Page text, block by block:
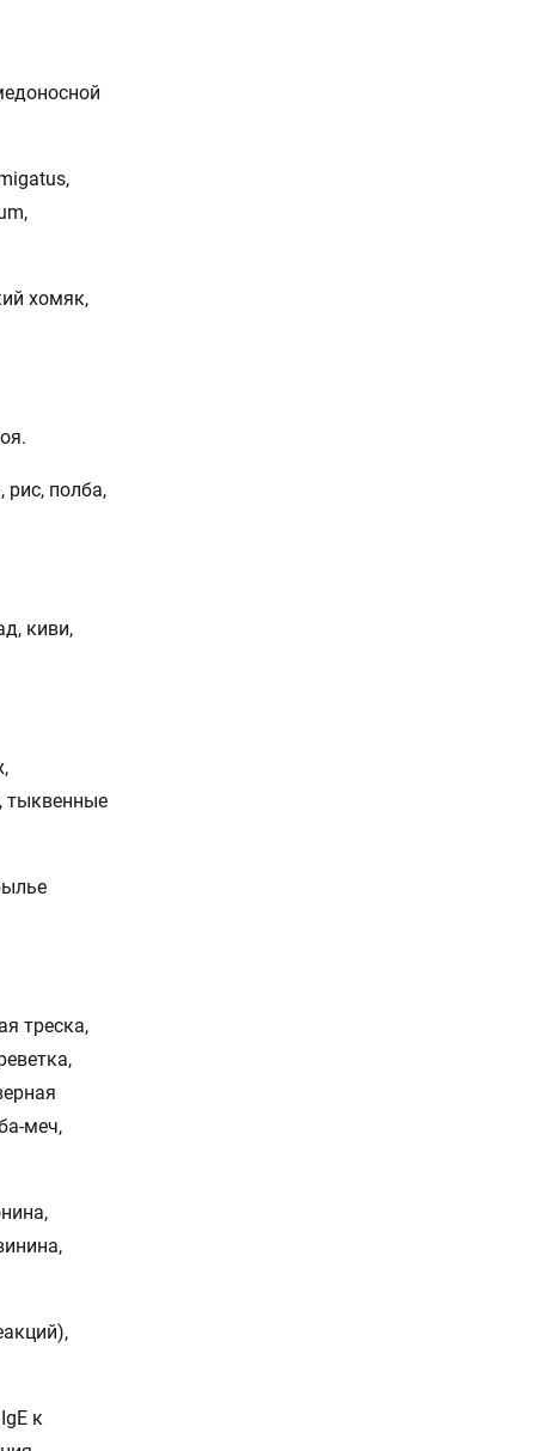
хомяк,
рис, полба,
киви,
тыквенные
треска,
меч,
к